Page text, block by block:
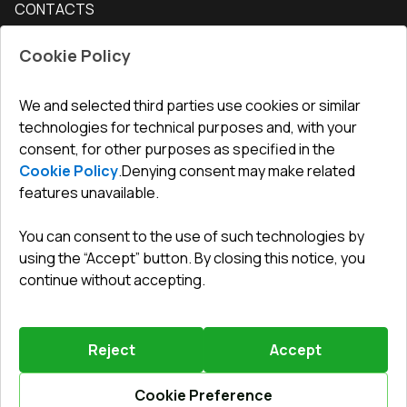
Interior doors
How to measure windows
For companies, cooperation
Conditions for returning goods
Guarantee
CONTACTS
undefined(undefined)
info@toptechnik.com.pl
Polityka prywatności
REGULAMIN
©2026.All right reserved.Powered byVitrager.com.
Report a problem?
Cookie Policy
We and selected third parties use cookies or similar
technologies for technical purposes and, with your
consent, for other purposes as specified in the
Cookie Policy.Denying consent may make related
features unavailable.
You can consent to the use of such technologies by
using the “Accept” button. By closing this notice, you
continue without accepting.
Reject Accept
Cookie Preference